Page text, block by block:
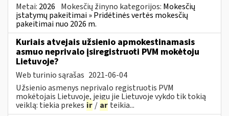
Metai: 2026 Mokesčių žinyno kategorijos: Mokesčių
įstatymų pakeitimai » Pridėtinės vertės mokesčių
pakeitimai nuo 2026 m.
Kuriais atvejais užsienio apmokestinamasis
asmuo neprivalo įsiregistruoti PVM mokėtoju
Lietuvoje?
Web turinio sąrašas 2021-06-04
Užsienio asmenys neprivalo registruotis PVM
mokėtojais Lietuvoje, jeigu jie Lietuvoje vykdo tik tokią
veiklą: tiekia prekes ir / ar teikia...